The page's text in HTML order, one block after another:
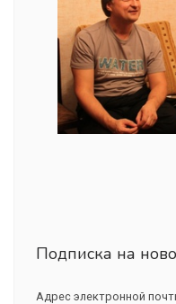
Подписка на
Адрес электронной